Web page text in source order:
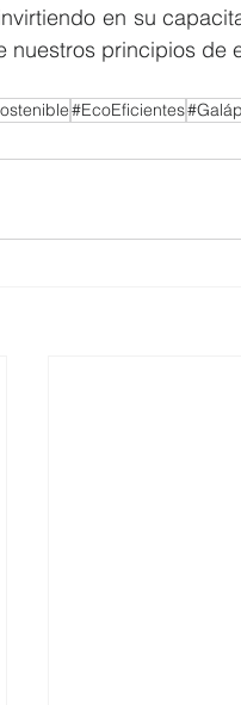
en su
nuestros principios
#EcoEficientes